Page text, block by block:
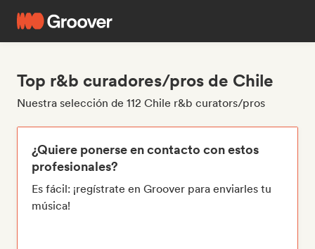
Top r&b curadores/pros de Chile
Nuestra selección de 112 Chile r&b curators/pros
¿Quiere ponerse en contacto con estos
profesionales?
Es fácil: ¡regístrate en Groover para enviarles tu
música!